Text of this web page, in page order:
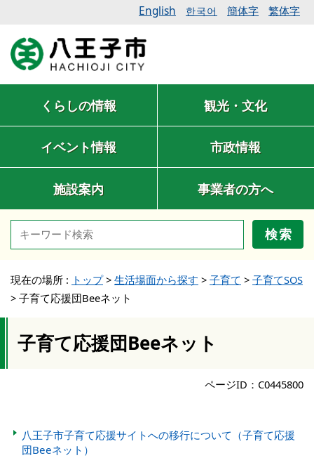
English 한국어 簡体字 繁体字
くらしの情報 観光・文化
イベント情報 市政情報
施設案内 事業者の方へ
検索
現在の場所 : トップ> 生活場面から探す > 子育て > 子育てSOS
> 子育て応援団Beeネット
子育て応援団Beeネット
ページID：C0445800
八王子市子育て応援サイトへの移行について（子育て応援
団Beeネット）